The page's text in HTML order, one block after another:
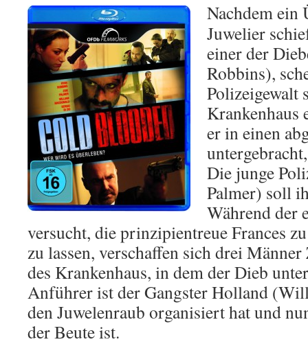
Nachdem ein
Juwelier
einer der
Robbins),
Polizeigewalt
er in einen
Die junge
Palmer) soll
Während der
versucht, die prinzipientreue Frances
zu lassen, verschaffen sich drei
des Krankenhaus, in dem der Dieb
Anführer ist der Gangster Holland
den Juwelenraub organisiert hat und
der Beute ist.